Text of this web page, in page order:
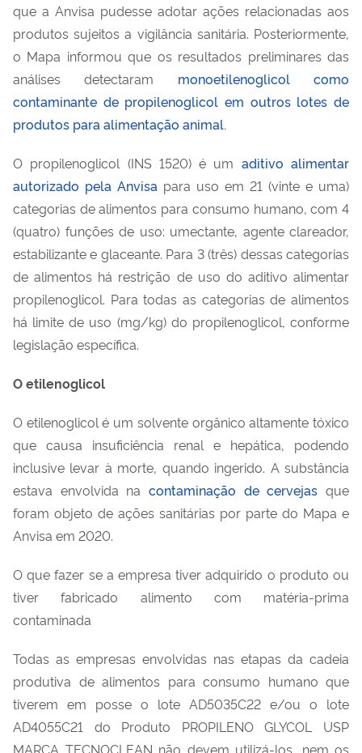
que a Anvisa pudesse adotar ações relacionadas aos
produtos sujeitos a vigilância sanitária. Posteriormente,
o Mapa informou que os resultados preliminares das
análises detectaram monoetilenoglicol como
contaminante de propilenoglicol em outros lotes de
produtos para alimentação animal.
O propilenoglicol (INS 1520) é um aditivo alimentar
autorizado pela Anvisa para uso em 21 (vinte e uma)
categorias de alimentos para consumo humano, com 4
(quatro) funções de uso: umectante, agente clareador,
estabilizante e glaceante. Para 3 (três) dessas categorias
de alimentos há restrição de uso do aditivo alimentar
propilenoglicol. Para todas as categorias de alimentos
há limite de uso (mg/kg) do propilenoglicol, conforme
legislação específica.
O etilenoglicol
O etilenoglicol é um solvente orgânico altamente tóxico
que causa insuficiência renal e hepática, podendo
inclusive levar à morte, quando ingerido. A substância
estava envolvida na contaminação de cervejas que
foram objeto de ações sanitárias por parte do Mapa e
Anvisa em 2020.
O que fazer se a empresa tiver adquirido o produto ou
tiver fabricado alimento com matéria-prima
contaminada
Todas as empresas envolvidas nas etapas da cadeia
produtiva de alimentos para consumo humano que
tiverem em posse o lote AD5035C22 e/ou o lote
AD4055C21 do Produto PROPILENO GLYCOL USP
MARCA TECNOCLEAN não devem utilizá-los, nem os